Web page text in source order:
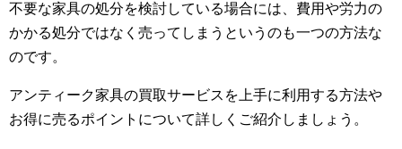
不要な家具の処分を検討している場合には、費用や労力の
かかる処分ではなく売ってしまうというのも一つの方法な
のです。
アンティーク家具の買取サービスを上手に利用する方法や
お得に売るポイントについて詳しくご紹介しましょう。